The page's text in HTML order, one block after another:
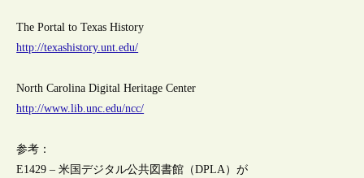
The Portal to Texas History
http://texashistory.unt.edu/
North Carolina Digital Heritage Center
http://www.lib.unc.edu/ncc/
参考：
E1429 – 米国デジタル公共図書館（DPLA）が